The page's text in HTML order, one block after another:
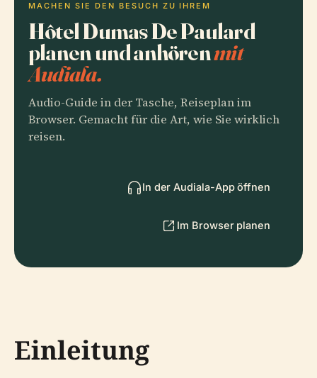
MACHEN SIE DEN BESUCH ZU IHREM
Hôtel Dumas De Paulard
planen und anhörenmit
Audiala.
Audio-Guide in der Tasche, Reiseplan im
Browser. Gemacht für die Art, wie Sie wirklich
reisen.
In der Audiala-App öffnen
Im Browser planen
Einleitung